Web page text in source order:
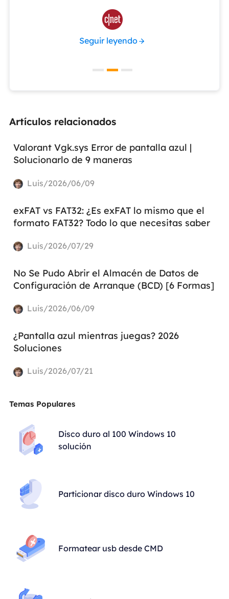

Seguir leyendo
Artículos relacionados
Valorant Vgk.sys Error de pantalla azul |
Solucionarlo de 9 maneras
Luis/2026/06/09
exFAT vs FAT32: ¿Es exFAT lo mismo que el
formato FAT32? Todo lo que necesitas saber
Luis/2026/07/29
No Se Pudo Abrir el Almacén de Datos de
Configuración de Arranque (BCD) [6 Formas]
Luis/2026/06/09
¿Pantalla azul mientras juegas? 2026
Soluciones
Luis/2026/07/21
Temas Populares
Disco duro al 100 Windows 10
solución
Particionar disco duro Windows 10
Formatear usb desde CMD